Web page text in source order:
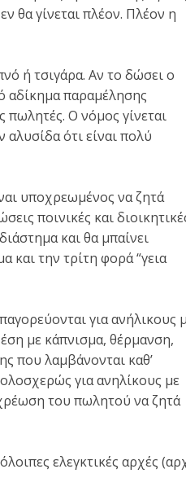
θα γίνεται πλέον. Πλέον η
ή τσιγάρα. Αν το δώσει ο
αδίκημα παραμέλησης
Ο νόμος γίνεται
ότι είναι πολύ
υποχρεωμένος να ζητά
ποινικές και
και θα μπαίνει
και την τρίτη φορά “γεια
για ανήλικους
με κάπνισμα, θέρμανση,
που λαμβάνονται καθ’
για ανηλίκους με
του πωλητού να ζητά
ελεγκτικές αρχές